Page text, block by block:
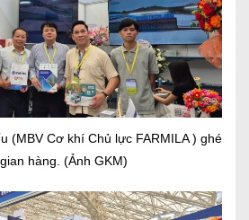
(MBV Cơ khí Chủ lực FARMILA ) ghé
hàng. (Ảnh GKM)